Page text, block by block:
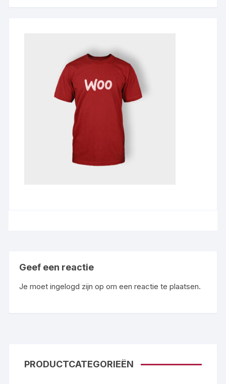
Geef een reactie
Je moetingelogd zijn op om een reactie te plaatsen.
PRODUCTCATEGORIEËN